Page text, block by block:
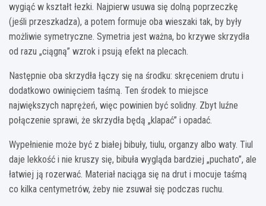
wygiąć w kształt łezki. Najpierw usuwa się dolną poprzeczkę
(jeśli przeszkadza), a potem formuje oba wieszaki tak, by były
możliwie symetryczne. Symetria jest ważna, bo krzywe skrzydła
od razu „ciągną” wzrok i psują efekt na plecach.
Następnie oba skrzydła łączy się na środku: skręceniem drutu i
dodatkowo owinięciem taśmą. Ten środek to miejsce
największych naprężeń, więc powinien być solidny. Zbyt luźne
połączenie sprawi, że skrzydła będą „klapać” i opadać.
Wypełnienie może być z białej bibuły, tiulu, organzy albo waty. Tiul
daje lekkość i nie kruszy się, bibuła wygląda bardziej „puchato”, ale
łatwiej ją rozerwać. Materiał naciąga się na drut i mocuje taśmą
co kilka centymetrów, żeby nie zsuwał się podczas ruchu.